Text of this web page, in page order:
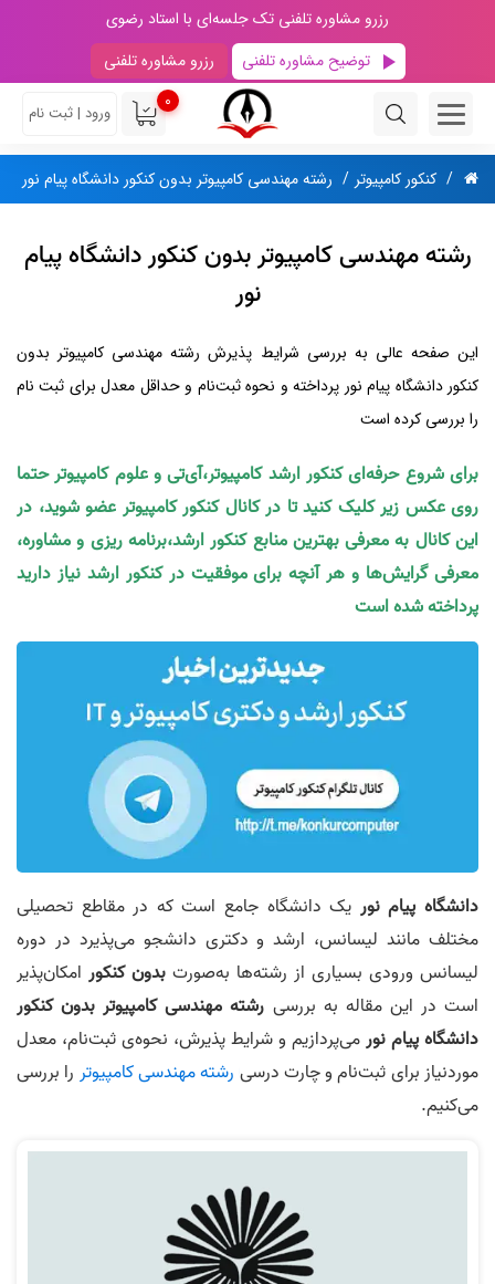
رزرو مشاوره تلفنی تک جلسه‌ای با استاد رضوی
توضیح مشاوره تلفنی
رزرو مشاوره تلفنی
0
ورود | ثبت نام
کنکور کامپیوتر رشته مهندسی کامپیوتر بدون کنکور دانشگاه پیام نور
رشته‌ مهندسی کامپیوتر بدون کنکور دانشگاه پیام
نور
این صفحه عالی به بررسی شرایط پذیرش رشته‌ مهندسی کامپیوتر بدون
کنکور دانشگاه پیام نور پرداخته و نحوه‌ ثبت‌نام و حداقل معدل برای ثبت نام
را بررسی کرده است
برای شروع حرفه‌ای کنکور ارشد کامپیوتر،آی‌تی و علوم کامپیوتر حتما
روی عکس زیر کلیک کنید تا در کانال کنکور کامپیوتر عضو شوید، در
این کانال به معرفی بهترین منابع کنکور ارشد،برنامه ریزی و مشاوره،
معرفی گرایش‌ها و هر آنچه برای موفقیت در کنکور ارشد نیاز دارید
پرداخته شده است
دانشگاه پیام‌ نور یک دانشگاه جامع است که در مقاطع تحصیلی
مختلف مانند لیسانس، ارشد و دکتری دانشجو می‌پذیرد در دوره
لیسانس ورودی بسیاری از رشته‌ها به‌صورت بدون کنکور امکان‌پذیر
است در این مقاله به بررسی رشته مهندسی کامپیوتر بدون کنکور
دانشگاه پیام‌ نورمی‌پردازیم و شرایط پذیرش، نحوه‌ی ثبت‌نام، معدل
موردنیاز برای ثبت‌نام و چارت درسی رشته مهندسی کامپیوتر را بررسی
می‌کنیم.